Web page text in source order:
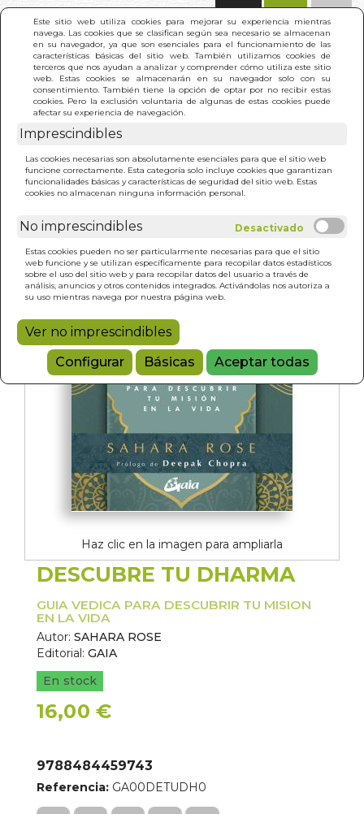
Este sitio web utiliza cookies para mejorar su experiencia mientras
navega. Las cookies que se clasifican según sea necesario se almacenan
en su navegador, ya que son esenciales para el funcionamiento de las
características básicas del sitio web. También utilizamos cookies de
terceros que nos ayudan a analizar y comprender cómo utiliza este sitio
web. Estas cookies se almacenarán en su navegador solo con su
consentimiento. También tiene la opción de optar por no recibir estas
cookies. Pero la exclusión voluntaria de algunas de estas cookies puede
afectar su experiencia de navegación.
Imprescindibles
Las cookies necesarias son absolutamente esenciales para que el sitio web
funcione correctamente. Esta categoría solo incluye cookies que garantizan
funcionalidades básicas y características de seguridad del sitio web. Estas
cookies no almacenan ninguna información personal.
No imprescindibles
Estas cookies pueden no ser particularmente necesarias para que el sitio
web funcione y se utilizan específicamente para recopilar datos estadísticos
sobre el uso del sitio web y para recopilar datos del usuario a través de
análisis, anuncios y otros contenidos integrados. Activándolas nos autoriza a
su uso mientras navega por nuestra página web.
Ver no imprescindibles
Configurar
Básicas Aceptar todas
INICIO > DESCUBRE TU DHARMA
Haz clic en la imagen para ampliarla
DESCUBRE TU DHARMA
GUIA VEDICA PARA DESCUBRIR TU MISION
EN LA VIDA
Autor: SAHARA ROSE
Editorial: GAIA
En stock
16,00 €
9788484459743
Referencia: GA00DETUDH0